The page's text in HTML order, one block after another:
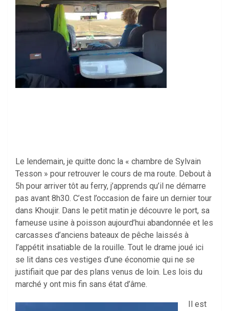
Le lendemain, je quitte donc la « chambre de Sylvain
Tesson » pour retrouver le cours de ma route. Debout à
5h pour arriver tôt au ferry, j’apprends qu’il ne démarre
pas avant 8h30. C’est l’occasion de faire un dernier tour
dans Khoujir. Dans le petit matin je découvre le port, sa
fameuse usine à poisson aujourd’hui abandonnée et les
carcasses d’anciens bateaux de pêche laissés à
l’appétit insatiable de la rouille. Tout le drame joué ici
se lit dans ces vestiges d’une économie qui ne se
justifiait que par des plans venus de loin. Les lois du
marché y ont mis fin sans état d’âme.
Il est